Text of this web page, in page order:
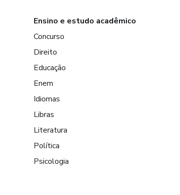
Ensino e estudo acadêmico
Concurso
Direito
Educação
Enem
Idiomas
Libras
Literatura
Política
Psicologia